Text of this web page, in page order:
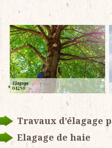
Travaux d’élagage
Elagage de haie